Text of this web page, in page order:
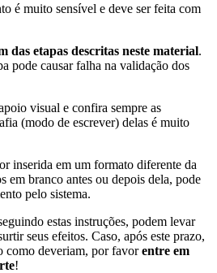
é muito sensível e deve ser feita com
das etapas descritas neste material.
pode causar falha na validação dos
visual e confira sempre as
(modo de escrever) delas é muito
inserida em um formato diferente da
em branco antes ou depois dela, pode
pelo sistema.
estas instruções, podem levar
seus efeitos. Caso, após este prazo,
como deveriam, por favorentre em
!